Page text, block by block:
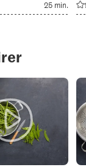
25 min.